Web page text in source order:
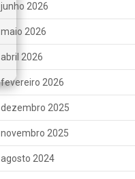
junho 2026
maio 2026
abril 2026
fevereiro 2026
dezembro 2025
novembro 2025
agosto 2024